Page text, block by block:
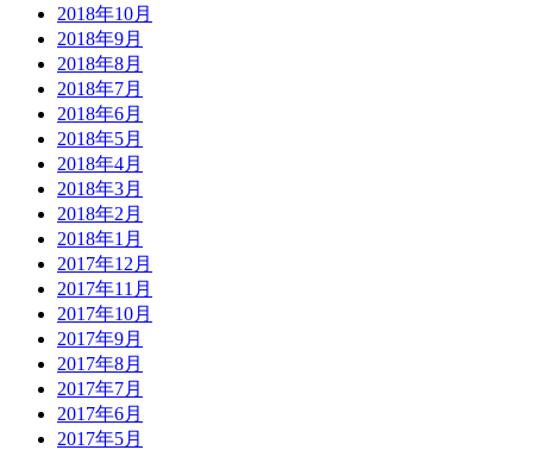
2018年10月
2018年9月
2018年8月
2018年7月
2018年6月
2018年5月
2018年4月
2018年3月
2018年2月
2018年1月
2017年12月
2017年11月
2017年10月
2017年9月
2017年8月
2017年7月
2017年6月
2017年5月